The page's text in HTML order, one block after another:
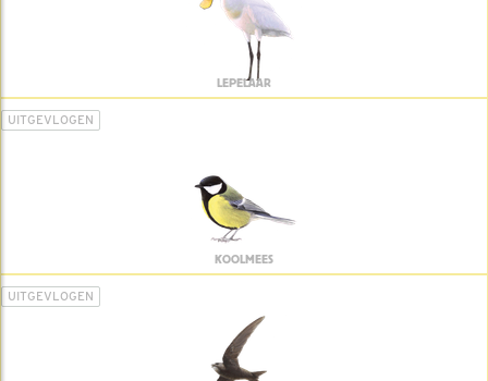
LEPELAAR
UITGEVLOGEN
KOOLMEES
UITGEVLOGEN